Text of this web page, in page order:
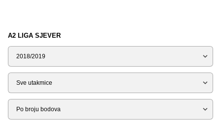
A2 LIGA SJEVER
Sezona
Tip
Liga